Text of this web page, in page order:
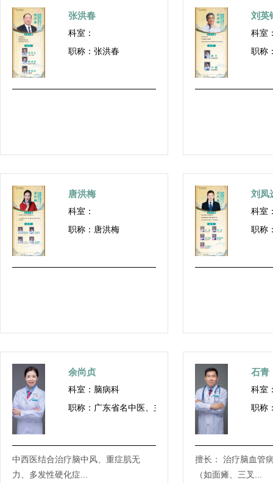
张洪春
科室：
职称：张洪春
刘英
科室
职称
唐洪梅
科室：
职称：唐洪梅
刘凤
科室
职称
余尚贞
科室：脑病科
职称：广东省名中医、主任中医师
中西医结合治疗脑中风、重症肌无
力、多发性硬化症...
石青
科室
职称
擅长： 治疗脑血管
（如面瘫、三叉...